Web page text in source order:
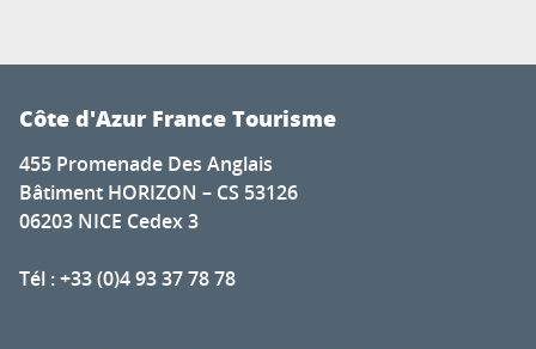
Côte d'Azur France Tourisme
455 Promenade Des Anglais
Bâtiment HORIZON – CS 53126
06203 NICE Cedex 3
Tél : +33 (0)4 93 37 78 78